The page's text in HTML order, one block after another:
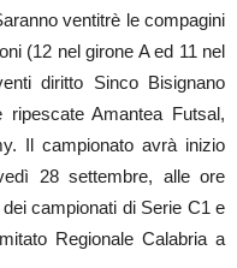
ventitrè le compagini
(12 nel girone A ed 11 nel
diritto Sinco Bisignano
Amantea Futsal,
Il campionato avrà inizio
28 settembre, alle ore
campionati di Serie C1 e
Regionale Calabria a